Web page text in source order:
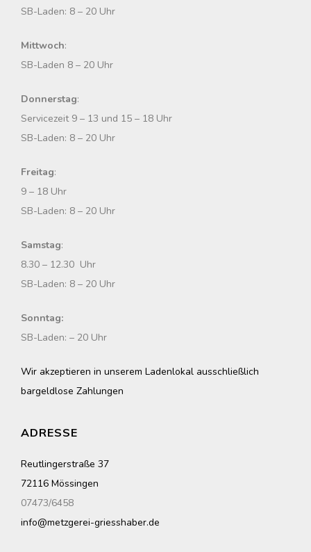
h
SB-Laden: 8 – 20 Uhr
Mittwoch:
SB-Laden 8 – 20 Uhr
Donnerstag:
Servicezeit 9 – 13 und 15 – 18 Uhr
SB-Laden: 8 – 20 Uhr
Freitag:
9 – 18 Uhr
SB-Laden: 8 – 20 Uhr
Samstag:
8.30 – 12.30 Uhr
SB-Laden: 8 – 20 Uhr
Sonntag:
SB-Laden: – 20 Uhr
Wir akzeptieren in unserem Ladenlokal ausschließlich
bargeldlose Zahlungen
ADRESSE
Reutlingerstraße 37
72116 Mössingen
07473/6458
info@metzgerei-griesshaber.de